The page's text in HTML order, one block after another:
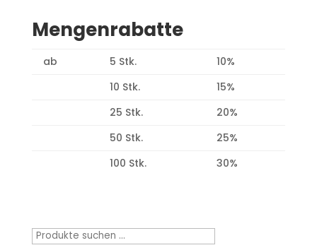
Mengenrabatte
ab 5 Stk.
10%
10 Stk.
15%
25 Stk.
20%
50 Stk.
25%
100 Stk.
30%
Suchen